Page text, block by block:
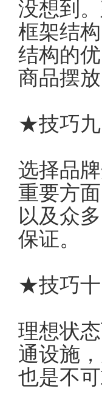
没想到
框架结
结构的
商品摆
★技巧
选择品
重要方
以及众
保证。
★技巧
理想状
通设施
也是不